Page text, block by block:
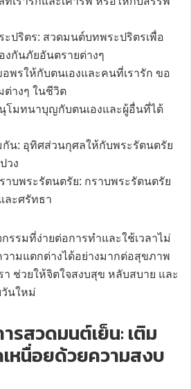
ปริตร: สวดมนต์บทพระปริตรเพื่อ
งกันภัยอันตรายต่างๆ
พรให้กับตนเองและคนที่เรารัก ขอ
ต่างๆ ในชีวิต
มทนาบุญกับตนเองและผู้อื่นที่ได้
น: อุทิศส่วนกุศลให้กับพระรัตนตรัย
วง
าบพระรัตนตรัย: กราบพระรัตนตรัย
ละศรัทธา
รรมที่ง่ายต่อการทำและใช้เวลาไม่
ามแตกต่างได้อย่างมากต่อสุขภาพ
า ช่วยให้จิตใจสงบสุข หลับสบาย และ
นใหม่
รสวดมนต์เย็น: เติม
หนื่อยด้วยความสงบ